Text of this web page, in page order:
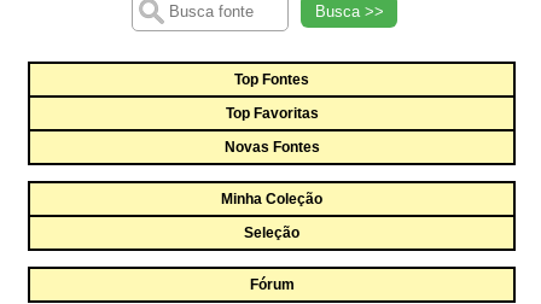
Busca >>
Top Fontes
Top Favoritas
Novas Fontes
Minha Coleção
Seleção
Fórum